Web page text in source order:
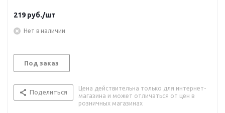
219 руб./шт
Нет в наличии
Под заказ
Поделиться
Цена действительна только для интернет-
магазина и может отличаться от цен в
розничных магазинах